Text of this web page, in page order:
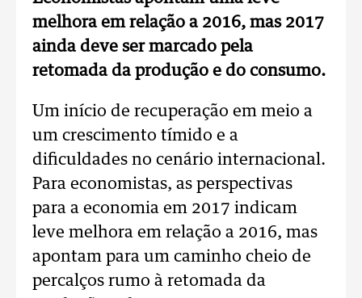
melhora em relação a 2016, mas 2017
ainda deve ser marcado pela
retomada da produção e do consumo.
Um início de recuperação em meio a
um crescimento tímido e a
dificuldades no cenário internacional.
Para economistas, as perspectivas
para a economia em 2017 indicam
leve melhora em relação a 2016, mas
apontam para um caminho cheio de
percalços rumo à retomada da